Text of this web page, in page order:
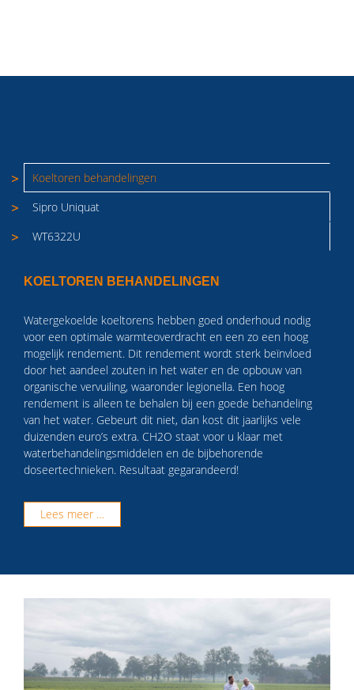
Koeltoren behandelingen
Sipro Uniquat
WT6322U
KOELTOREN BEHANDELINGEN
Watergekoelde koeltorens hebben goed onderhoud nodig
voor een optimale warmteoverdracht en een zo een hoog
mogelijk rendement. Dit rendement wordt sterk beïnvloed
door het aandeel zouten in het water en de opbouw van
organische vervuiling, waaronder legionella. Een hoog
rendement is alleen te behalen bij een goede behandeling
van het water. Gebeurt dit niet, dan kost dit jaarlijks vele
duizenden euro’s extra. CH2O staat voor u klaar met
waterbehandelingsmiddelen en de bijbehorende
doseertechnieken. Resultaat gegarandeerd!
Lees meer …